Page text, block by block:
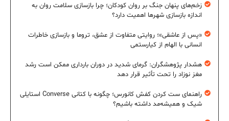
زخم‌های پنهان جنگ بر روان کودکان؛ چرا بازسازی سلامت روان به
اندازه بازسازی شهرها اهمیت دارد؟
«پس از عاشقی»؛ روایتی متفاوت از عشق، تروما و بازسازی خاطرات
انسانی با الهام از کیارستمی
هشدار پژوهشگران: گرمای شدید در دوران بارداری ممکن است رشد
مغز نوزاد را تحت تأثیر قرار دهد
راهنمای ست کردن کفش کانورس؛ چگونه با کتانی Converse استایلی
شیک و همیشه‌مد داشته باشیم؟